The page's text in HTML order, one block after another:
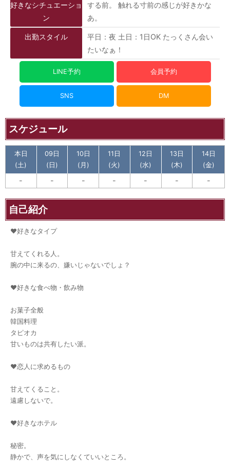
好きなシチュエーショ
ン
する前。 触れる寸前の感じが好きかな
あ。
出勤スタイル
平日：夜 土日：1日OK たっくさん会い
たいなぁ！
LINE予約 会員予約
SNS DM
スケジュール
本日
(土)
-
09日
(日)
-
10日
(月)
-
11日
(火)
-
12日
(水)
-
13日
(木)
-
14日
(金)
-
自己紹介
♥好きなタイプ
甘えてくれる人。
腕の中に来るの、嫌いじゃないでしょ？
♥好きな食べ物・飲み物
お菓子全般
韓国料理
タピオカ
甘いものは共有したい派。
♥恋人に求めるもの
甘えてくること。
遠慮しないで。
♥好きなホテル
秘密。
静かで、声を気にしなくていいところ。